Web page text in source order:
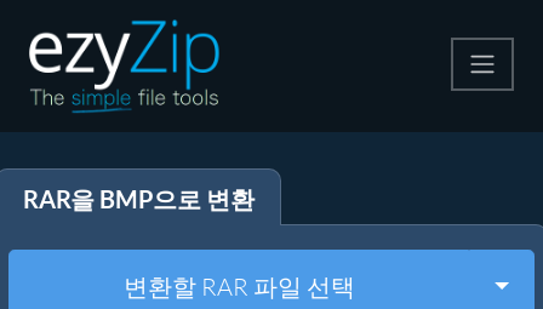
압축 해제
RAR을 BMP으로 변환
변환할 RAR 파일 선택